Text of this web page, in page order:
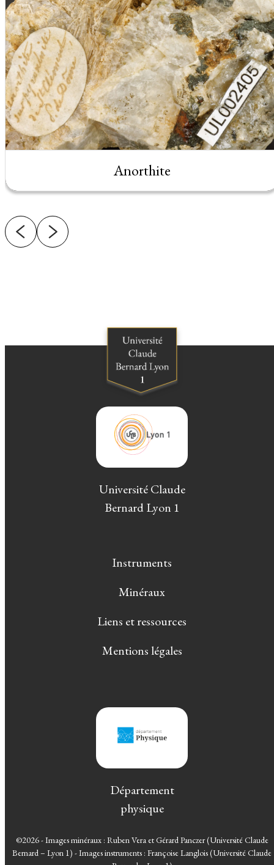
Anorthite
Université Claude
Bernard Lyon 1
Instruments
Minéraux
Liens et ressources
Mentions légales
Département
physique
©2026 - Images minéraux : Ruben Vera et Gérard Panczer (Université Claude
Bernard – Lyon 1) - Images instruments : Françoise Langlois (Université Claude